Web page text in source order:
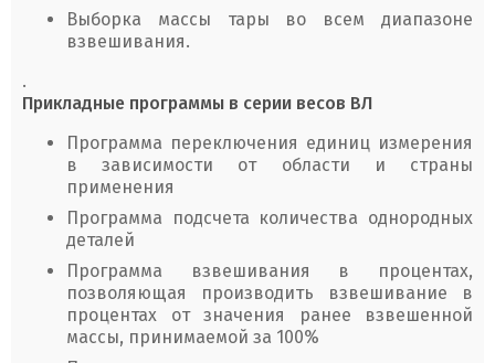
Выборка массы тары во всем диапазоне
взвешивания.
.
Прикладные программы в серии весов ВЛ
Программа переключения единиц измерения
в зависимости от области и страны
применения
Программа подсчета количества однородных
деталей
Программа взвешивания в процентах,
позволяющая производить взвешивание в
процентах от значения ранее взвешенной
массы, принимаемой за 100%